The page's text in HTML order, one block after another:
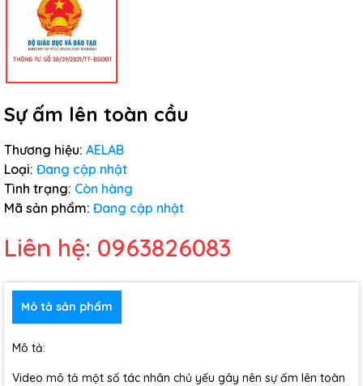
Sự ấm lên toàn cầu
Thương hiệu: AELAB
Loại: Đang cập nhật
Tình trạng: Còn hàng
Mã sản phẩm: Đang cập nhật
Liên hệ: 0963826083
Mô tả sản phẩm
Mô tả:
Video mô tả một số tác nhân chủ yếu gây nên sự ấm lên toàn